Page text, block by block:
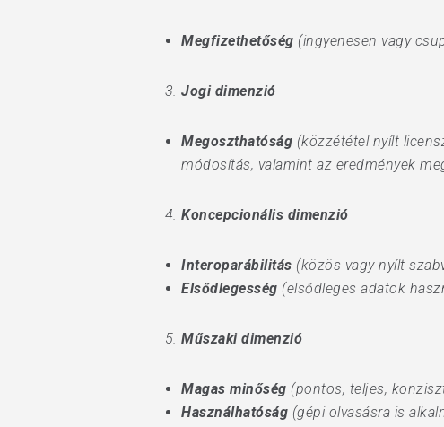
Megfizethetőség (ingyenesen vagy
Jogi dimenzió
Megoszthatóság (közzététel nyílt
módosítás, valamint az eredmények
Koncepcionális dimenzió
Interoparábilitás (közös vagy nyílt
Elsődlegesség (elsődleges adatok
Műszaki dimenzió
Magas minőség (pontos, teljes,
Használhatóság (gépi olvasásra is